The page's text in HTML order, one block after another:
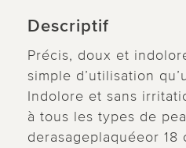
Descriptif
Précis, doux et
simple d’utilisation
Indolore et sans
à tous les types de
derasageplaquéeor 18